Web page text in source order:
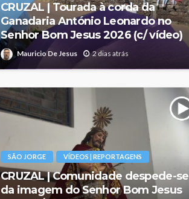
CRUZAL | Tourada à corda da
Ganadaria António Leonardo no
Senhor Bom Jesus 2026 (c/ vídeo)
Mauricio De Jesus 2 dias atrás
SÃO JORGE VÍDEOS | REPORTAGENS
CRUZAL | Comunidade despede-se
da imagem do Senhor Bom Jesus